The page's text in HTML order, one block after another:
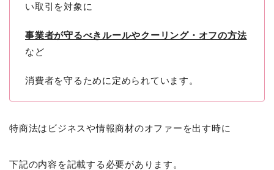
い取引を対象に
事業者が守るべきルールやクーリング・オフの方法
など
消費者を守るために定められています。
特商法はビジネスや情報商材のオファーを出す時に
下記の内容を記載する必要があります。